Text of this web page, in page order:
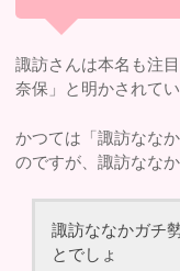
諏訪さんは本名も注
奈保」と明かされてい
かつては「諏訪なな
のですが、諏訪なな
諏訪ななかガチ
とでしょ